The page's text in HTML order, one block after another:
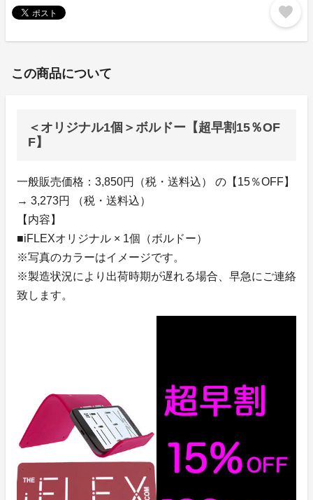
favorite
この商品について
＜オリジナル1個＞ボルドー【超早割15％OF
F】
一般販売価格：3,850円（税・送料込） の【15％OFF】
→ 3,273円 （税・送料込）
【内容】
■iFLEXオリジナル × 1個（ボルドー）
※写真のカラーはイメージです。
※製造状況により出荷時期が遅れる場合、早急にご連絡
致します。